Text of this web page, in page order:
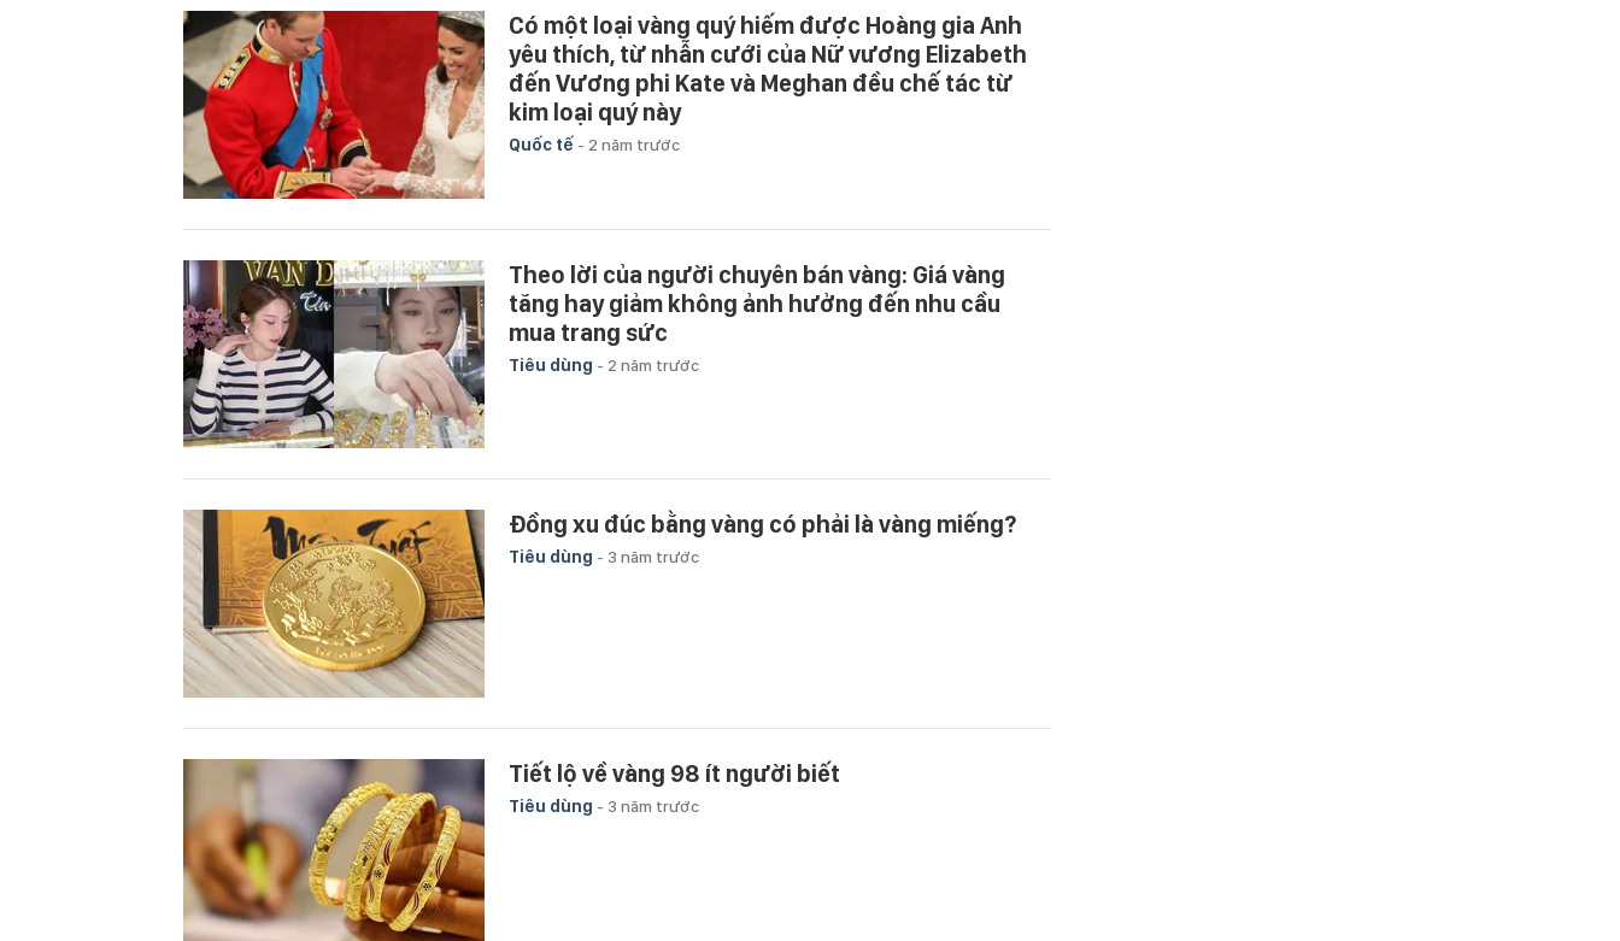
Có một loại vàng quý hiếm được Hoàng gia Anh
yêu thích, từ nhẫn cưới của Nữ vương Elizabeth
đến Vương phi Kate và Meghan đều chế tác từ
kim loại quý này
Quốc tế - 2 năm trước
Theo lời của người chuyên bán vàng: Giá vàng
tăng hay giảm không ảnh hưởng đến nhu cầu
mua trang sức
Tiêu dùng - 2 năm trước
Đồng xu đúc bằng vàng có phải là vàng miếng?
Tiêu dùng - 3 năm trước
Tiết lộ về vàng 98 ít người biết
Tiêu dùng - 3 năm trước